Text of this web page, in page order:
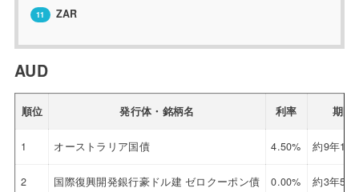
11 ZAR
AUD
順位 発行体・銘柄名 利率 期間
1 オーストラリア国債 4.50% 約9年10
2 国際復興開発銀行豪ドル建 ゼロクーポン債 0.00% 約3年5ヶ